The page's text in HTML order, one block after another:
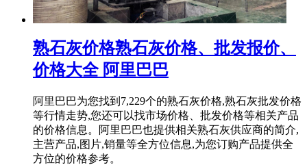
熟石灰价格熟石灰价格、批发报价、
价格大全 阿里巴巴
阿里巴巴为您找到7,229个的熟石灰价格,熟石灰批发价格
等行情走势,您还可以找市场价格、批发价格等相关产品
的价格信息。阿里巴巴也提供相关熟石灰供应商的简介,
主营产品,图片,销量等全方位信息,为您订购产品提供全
方位的价格参考。